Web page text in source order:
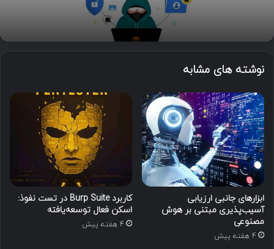
نوشته های مشابه
ابزارهای جانبی ارزیابی
آسیب‌پذیری مبتنی بر هوش
مصنوعی
4 هفته پیش
کاربرد Burp Suite در تست نفوذ:
اسکن فعال توسعه‌یافته
4 هفته پیش